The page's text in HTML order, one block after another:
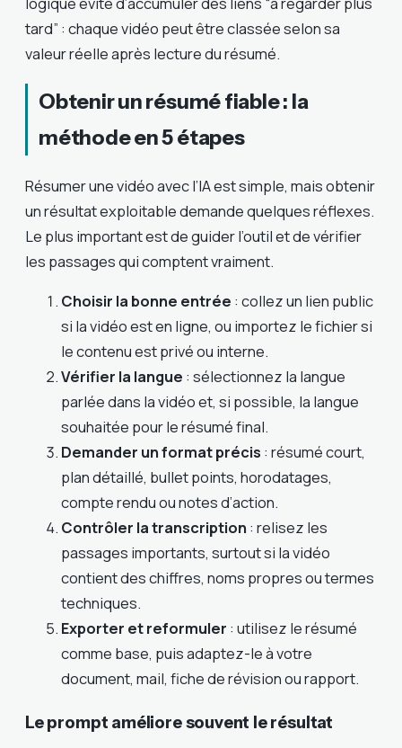
tard” : chaque vidéo peut être classée selon sa
valeur réelle après lecture du résumé.
Obtenir un résumé fiable : la
méthode en 5 étapes
Résumer une vidéo avec l’IA est simple, mais obtenir
un résultat exploitable demande quelques réflexes.
Le plus important est de guider l’outil et de vérifier
les passages qui comptent vraiment.
Choisir la bonne entrée : collez un lien public
si la vidéo est en ligne, ou importez le fichier si
le contenu est privé ou interne.
Vérifier la langue : sélectionnez la langue
parlée dans la vidéo et, si possible, la langue
souhaitée pour le résumé final.
Demander un format précis : résumé court,
plan détaillé, bullet points, horodatages,
compte rendu ou notes d’action.
Contrôler la transcription : relisez les
passages importants, surtout si la vidéo
contient des chiffres, noms propres ou termes
techniques.
Exporter et reformuler : utilisez le résumé
comme base, puis adaptez-le à votre
document, mail, fiche de révision ou rapport.
Le prompt améliore souvent le résultat